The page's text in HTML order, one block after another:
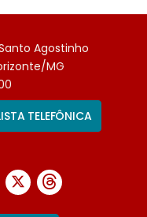
Agostinho
MG
TELEFÔNICA